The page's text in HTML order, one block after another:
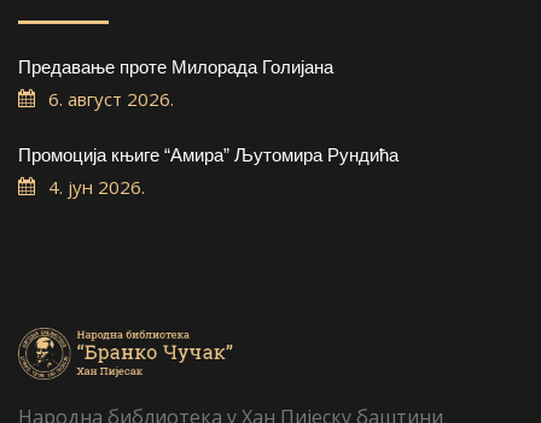
Предавање проте Милорада Голијана
6. август 2026.
Промоција књиге “Амира” Љутомира Рундића
4. јун 2026.
Народна библиотека у Хан Пијеску баштини